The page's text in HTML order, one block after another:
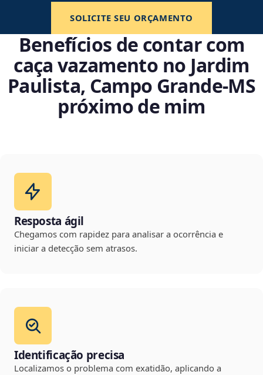
SOLICITE SEU ORÇAMENTO
Benefícios de contar com
caça vazamento no Jardim
Paulista, Campo Grande‑MS
próximo de mim
Resposta ágil
Chegamos com rapidez para analisar a ocorrência e
iniciar a detecção sem atrasos.
Identificação precisa
Localizamos o problema com exatidão, aplicando a